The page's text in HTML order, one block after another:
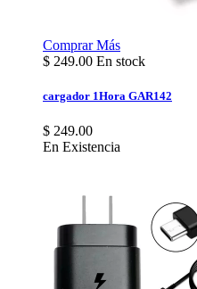
ComprarMás
$ 249.00 En stock
cargador 1Hora GAR142
$ 249.00
En Existencia